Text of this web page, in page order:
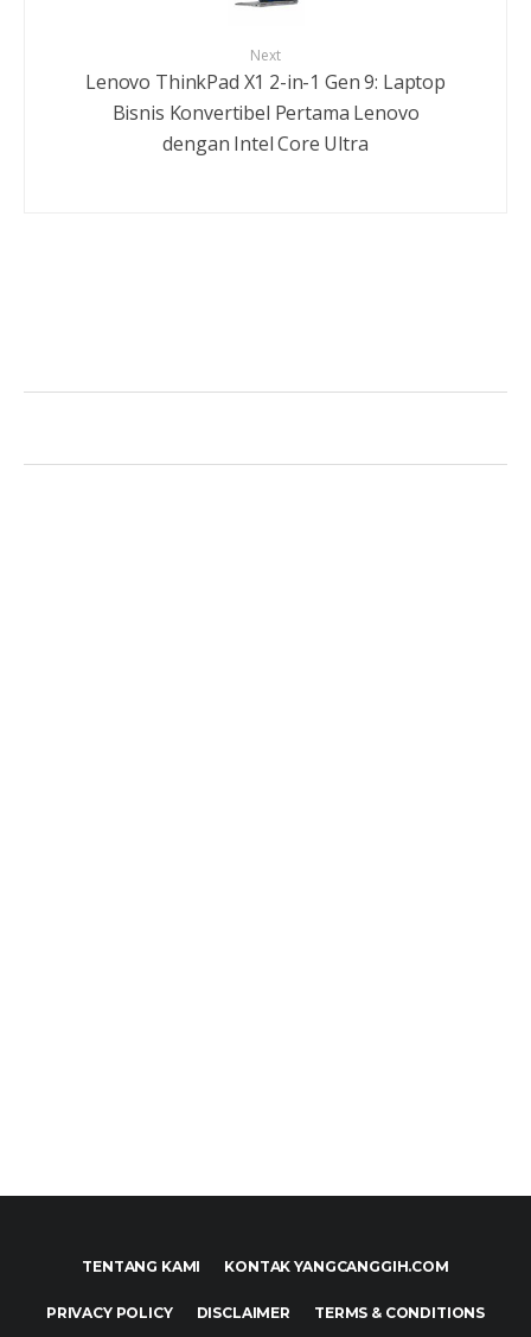
Next
Lenovo ThinkPad X1 2-in-1 Gen 9: Laptop
Bisnis Konvertibel Pertama Lenovo
dengan Intel Core Ultra
TENTANG KAMI KONTAK YANGCANGGIH.COM
PRIVACY POLICY DISCLAIMER TERMS & CONDITIONS